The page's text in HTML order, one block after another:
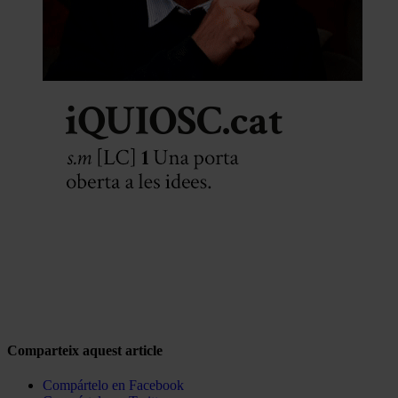
Comparteix aquest article
Compártelo en Facebook